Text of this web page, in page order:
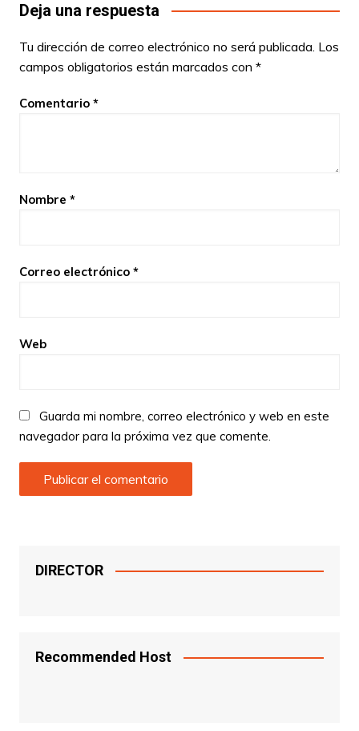
Deja una respuesta
Tu dirección de correo electrónico no será publicada. Los
campos obligatorios están marcados con *
Comentario *
Nombre *
Correo electrónico *
Web
Guarda mi nombre, correo electrónico y web en este
navegador para la próxima vez que comente.
DIRECTOR
Recommended Host